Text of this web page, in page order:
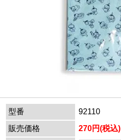
型番
92110
販売価格
270円(税込)